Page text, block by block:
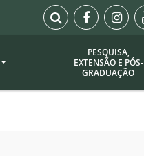
PESQUISA,
EXTENSÃO E PÓS-
GRADUAÇÃO